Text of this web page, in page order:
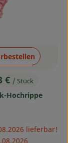
€ / Stück
Hochrippe
lieferbar!